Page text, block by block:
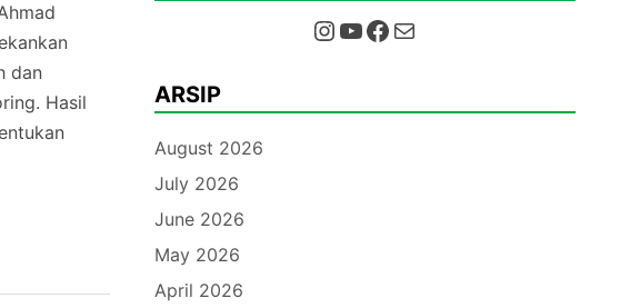
dan
Hasil
InstagramYouTube Facebook Mail
ARSIP
August 2026
July 2026
June 2026
May 2026
April 2026